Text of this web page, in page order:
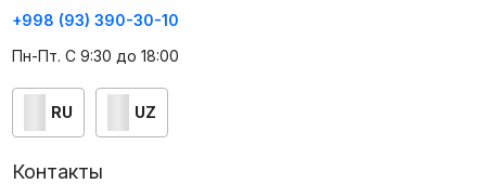
+998 (93) 390-30-10
Пн-Пт. С 9:30 до 18:00
RU UZ
Контакты